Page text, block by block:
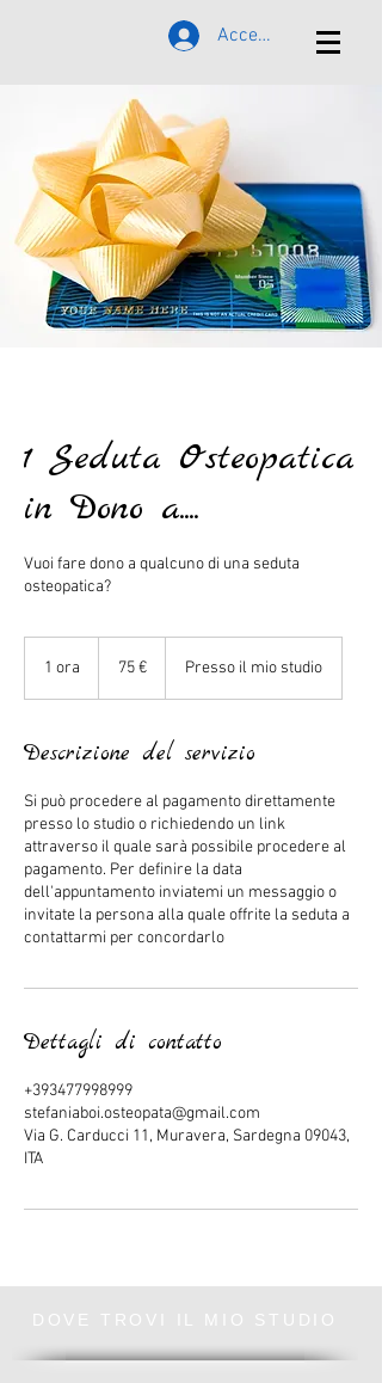
Accedi
1 Seduta Osteopatica
in Dono a....
Vuoi fare dono a qualcuno di una seduta
osteopatica?
1 ora 75 € Presso il mio studio
Descrizione del servizio
Si può procedere al pagamento direttamente
presso lo studio o richiedendo un link
attraverso il quale sarà possibile procedere al
pagamento. Per definire la data
dell'appuntamento inviatemi un messaggio o
invitate la persona alla quale offrite la seduta a
contattarmi per concordarlo
Dettagli di contatto
+393477998999
stefaniaboi.osteopata@gmail.com
Via G. Carducci 11, Muravera, Sardegna 09043,
ITA
DOVE TROVI IL MIO STUDIO